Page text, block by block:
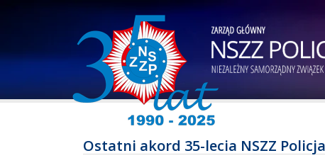
Ostatni akord 35-lecia NSZZ